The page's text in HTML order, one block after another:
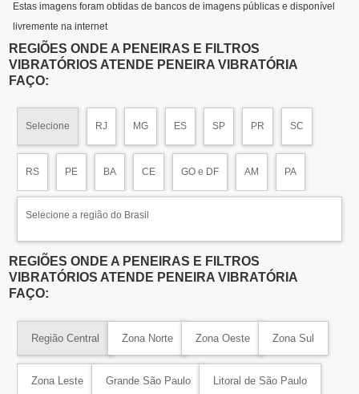
Estas imagens foram obtidas de bancos de imagens públicas e disponível
livremente na internet
REGIÕES ONDE A PENEIRAS E FILTROS
VIBRATÓRIOS ATENDE PENEIRA VIBRATÓRIA
FAÇO:
Selecione RJ MG ES SP PR SC
RS PE BA CE GO e DF AM PA
Selecione a região do Brasil
REGIÕES ONDE A PENEIRAS E FILTROS
VIBRATÓRIOS ATENDE PENEIRA VIBRATÓRIA
FAÇO:
Região Central Zona Norte Zona Oeste Zona Sul
Zona Leste Grande São Paulo Litoral de São Paulo